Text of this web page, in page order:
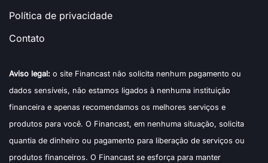
Política de privacidade
Contato
Aviso legal: o site Financast não solicita nenhum pagamento ou
dados sensíveis, não estamos ligados à nenhuma instituição
financeira e apenas recomendamos os melhores serviços e
produtos para você. O Financast, em nenhuma situação, solicita
quantia de dinheiro ou pagamento para liberação de serviços ou
produtos financeiros. O Financast se esforça para manter